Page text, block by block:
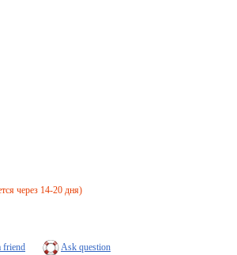
через 14-20 дня)
friend Ask question